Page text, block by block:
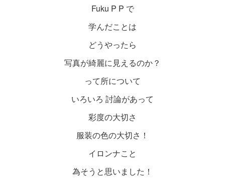
Fuku P P で
学んだことは
どうやったら
写真が綺麗に見えるのか？
って所について
いろいろ 討論があって
彩度の大切さ
服装の色の大切さ！
イロンナこと
為そうと思いました！